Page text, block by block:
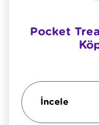
Pocket
İncele